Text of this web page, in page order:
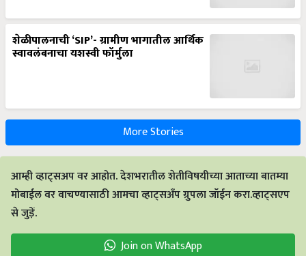
शेळीपालनाची ‘SIP’- ग्रामीण भागातील आर्थिक
स्वावलंबनाचा यशस्वी फॉर्मुला
More Stories
आम्ही व्हाट्सअप वर आहोत. देशभरातील शेतीविषयीच्या आताच्या बातम्या
मोबाईल वर वाचण्यासाठी आमचा व्हाट्सअँप ग्रुपला जॉईन करा.व्हाट्सएप
से जुड़ें.
Join on WhatsApp